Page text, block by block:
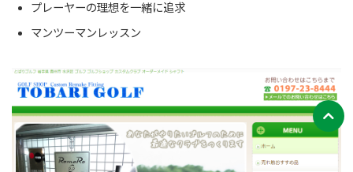
プレーヤーの理想を一緒に追求
マンツーマンレッスン